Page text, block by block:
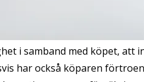
i samband med köpet, att
har också köparen